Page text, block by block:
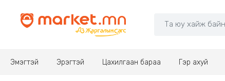
Эмэгтэй Эрэгтэй Цахилгаан бараа Гэр ахуй